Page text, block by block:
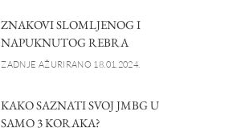
ZNAKOVI SLOMLJENOG I
NAPUKNUTOG REBRA
ZADNJE AŽURIRANO 18.01.2024.
KAKO SAZNATI SVOJ JMBG U
SAMO 3 KORAKA?